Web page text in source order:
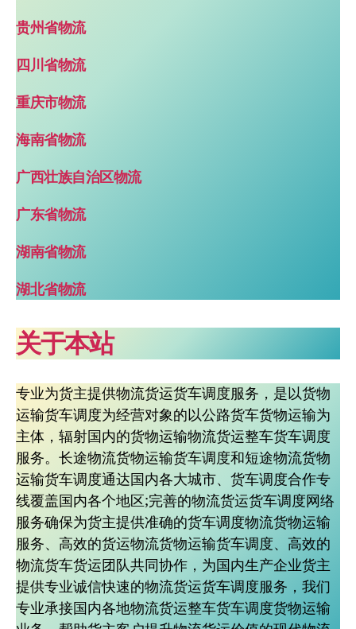
贵州省物流
四川省物流
重庆市物流
海南省物流
广西壮族自治区物流
广东省物流
湖南省物流
湖北省物流
关于本站
专业为货主提供物流货运货车调度服务，是以货物
运输货车调度为经营对象的以公路货车货物运输为
主体，辐射国内的货物运输物流货运整车货车调度
服务。长途物流货物运输货车调度和短途物流货物
运输货车调度通达国内各大城市、货车调度合作专
线覆盖国内各个地区;完善的物流货运货车调度网络
服务确保为货主提供准确的货车调度物流货物运输
服务、高效的货运物流货物运输货车调度、高效的
物流货车货运团队共同协作，为国内生产企业货主
提供专业诚信快速的物流货运货车调度服务，我们
专业承接国内各地物流货运整车货车调度货物运输